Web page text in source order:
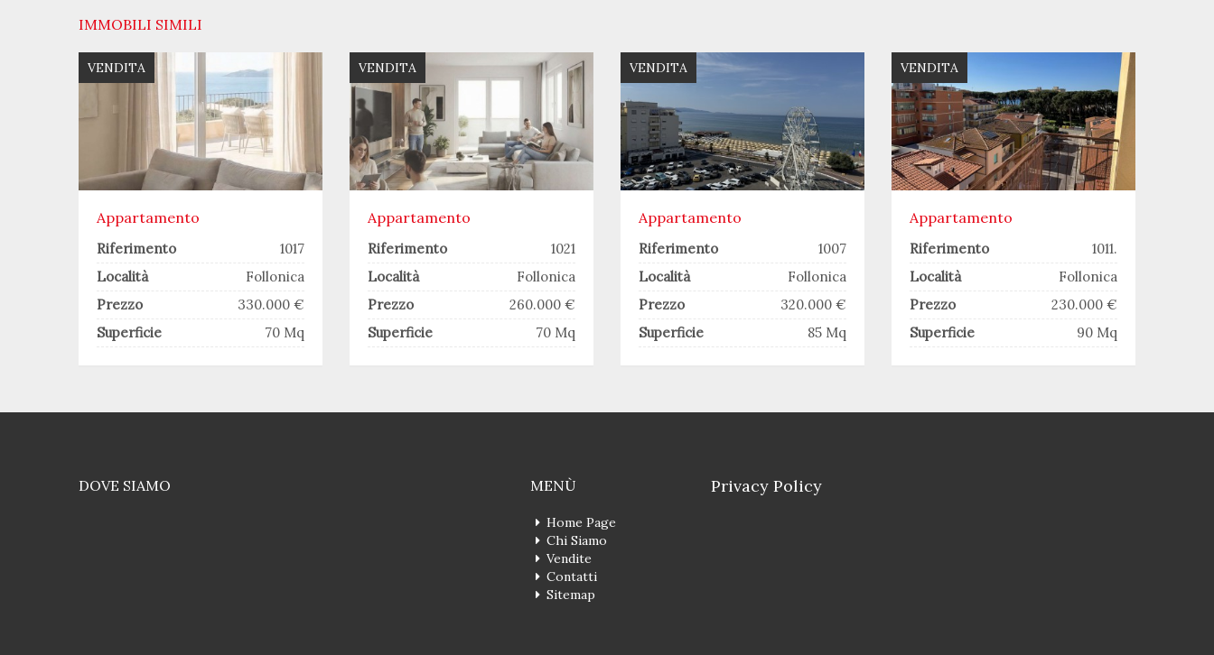
IMMOBILI SIMILI
VENDITA
Appartamento
Riferimento
1017
Località
Follonica
Prezzo
330.000 €
Superficie
70 Mq
VENDITA
Appartamento
Riferimento
1021
Località
Follonica
Prezzo
260.000 €
Superficie
70 Mq
VENDITA
Appartamento
Riferimento
1007
Località
Follonica
Prezzo
320.000 €
Superficie
85 Mq
VENDITA
Appartamento
Riferimento
1011.
Località
Follonica
Prezzo
230.000 €
Superficie
90 Mq
DOVE SIAMO MENÙ
Home Page
Chi Siamo
Vendite
Contatti
Sitemap
Privacy Policy